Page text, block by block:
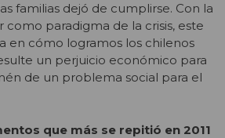
familias dejó de cumplirse. Con la
como paradigma de la crisis, este
en cómo logramos los chilenos
un perjuicio económico para
de un problema social para el
que más se repitió en 2011